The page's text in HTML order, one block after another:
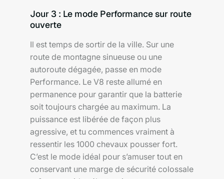
Jour 3 : Le mode Performance sur route
ouverte
Il est temps de sortir de la ville. Sur une
route de montagne sinueuse ou une
autoroute dégagée, passe en mode
Performance. Le V8 reste allumé en
permanence pour garantir que la batterie
soit toujours chargée au maximum. La
puissance est libérée de façon plus
agressive, et tu commences vraiment à
ressentir les 1000 chevaux pousser fort.
C’est le mode idéal pour s’amuser tout en
conservant une marge de sécurité colossale